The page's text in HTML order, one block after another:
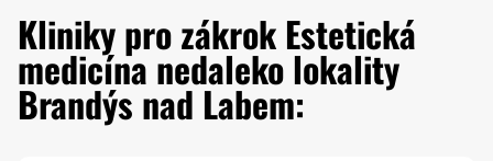
Kliniky pro zákrok Estetická
medicína nedaleko lokality
Brandýs nad Labem: